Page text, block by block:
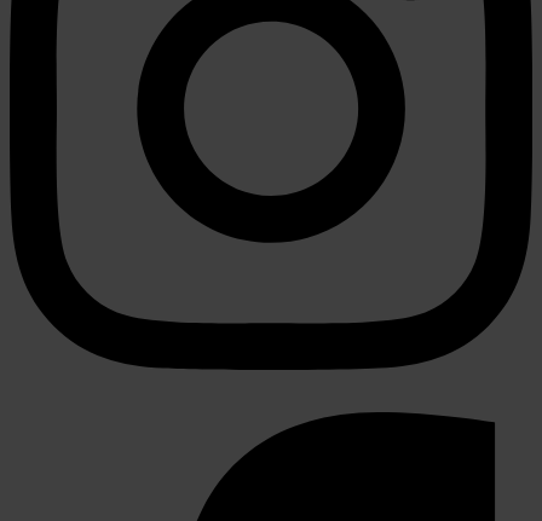
partners kunnen deze gegevens combineren met andere
informatie die u aan ze heeft verstrekt of die ze hebben
verzameld op basis van uw gebruik van hun services.